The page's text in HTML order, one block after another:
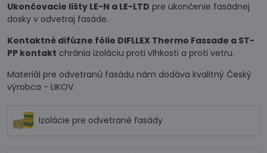
Ukončovacie lišty LE-N a LE-LTD pre ukončenie fasádnej
dosky v odvetraj fasáde.
Kontaktné difúzne fólie DIFLLEX Thermo Fassade a ST-
PP kontakt chránia izoláciu proti vlhkosti a proti vetru.
Materiál pre odvetranú fasádu nám dodáva kvalitný Český
výrobca - LIKOV.
Izolácie pre odvetrané fasády